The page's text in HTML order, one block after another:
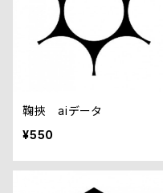
鞠挾 aiデータ
¥550